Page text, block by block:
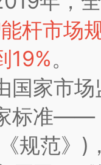
杆市场
19%。
家市场
标准——
规范》